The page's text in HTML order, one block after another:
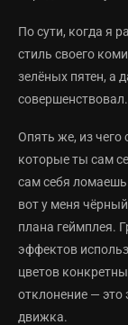
По сути, когда я
стиль своего
зелёных пятен, а
совершенствовал.
Опять же, из чего
которые ты сам
сам себя
вот у меня
плана геймплея.
эффектов
цветов
отклонение —
движка.